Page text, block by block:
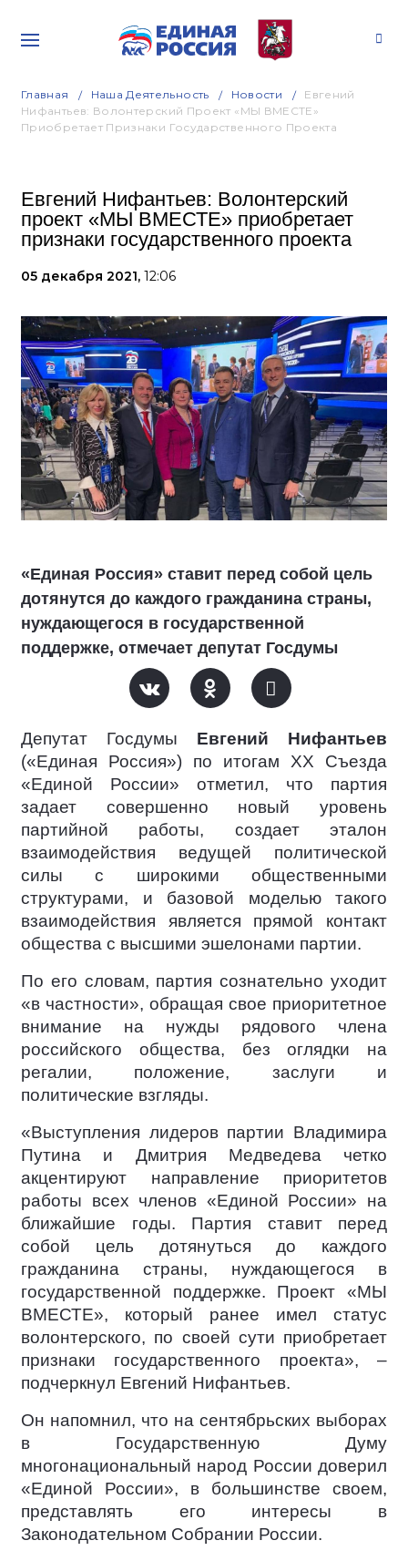
Главная Наша Деятельность Новости
Евгений
Нифантьев: Волонтерский Проект «МЫ ВМЕСТЕ»
Приобретает Признаки Государственного Проекта
Евгений Нифантьев: Волонтерский
проект «МЫ ВМЕСТЕ» приобретает
признаки государственного проекта
05 декабря 2021, 12:06
«Единая Россия» ставит перед собой цель
дотянутся до каждого гражданина страны,
нуждающегося в государственной
поддержке, отмечает депутат Госдумы
Депутат Госдумы Евгений Нифантьев
(«Единая Россия») по итогам ХХ Съезда
«Единой России» отметил, что партия
задает совершенно новый уровень
партийной работы, создает эталон
взаимодействия ведущей политической
силы с широкими общественными
структурами, и базовой моделью такого
взаимодействия является прямой контакт
общества с высшими эшелонами партии.
По его словам, партия сознательно уходит
«в частности», обращая свое приоритетное
внимание на нужды рядового члена
российского общества, без оглядки на
регалии, положение, заслуги и
политические взгляды.
«Выступления лидеров партии Владимира
Путина и Дмитрия Медведева четко
акцентируют направление приоритетов
работы всех членов «Единой России» на
ближайшие годы. Партия ставит перед
собой цель дотянуться до каждого
гражданина страны, нуждающегося в
государственной поддержке. Проект «МЫ
ВМЕСТЕ», который ранее имел статус
волонтерского, по своей сути приобретает
признаки государственного проекта», –
подчеркнул Евгений Нифантьев.
Он напомнил, что на сентябрьских выборах
в Государственную Думу
многонациональный народ России доверил
«Единой России», в большинстве своем,
представлять его интересы в
Законодательном Собрании России.